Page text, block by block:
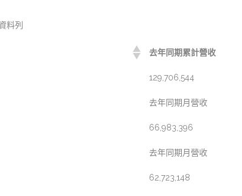
料列
去年同期累計營收
129,706,544
去年同期月營收
66,983,396
去年同期月營收
62,723,148